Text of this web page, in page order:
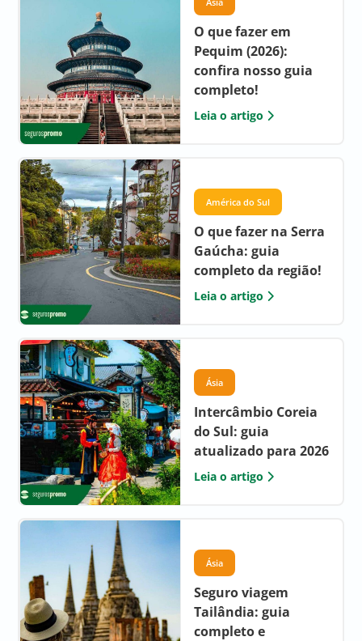
O que fazer em
Pequim (2026):
confira nosso guia
completo!
Leia o artigo
América do Sul
O que fazer na Serra
Gaúcha: guia
completo da região!
Leia o artigo
Ásia
Intercâmbio Coreia
do Sul: guia
atualizado para 2026
Leia o artigo
Ásia
Seguro viagem
Tailândia: guia
completo e